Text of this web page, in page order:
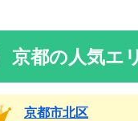
京都の人気エ
京都市北区